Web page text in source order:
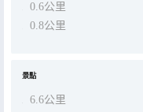
0.6公里
0.8公里
景點
6.6公里